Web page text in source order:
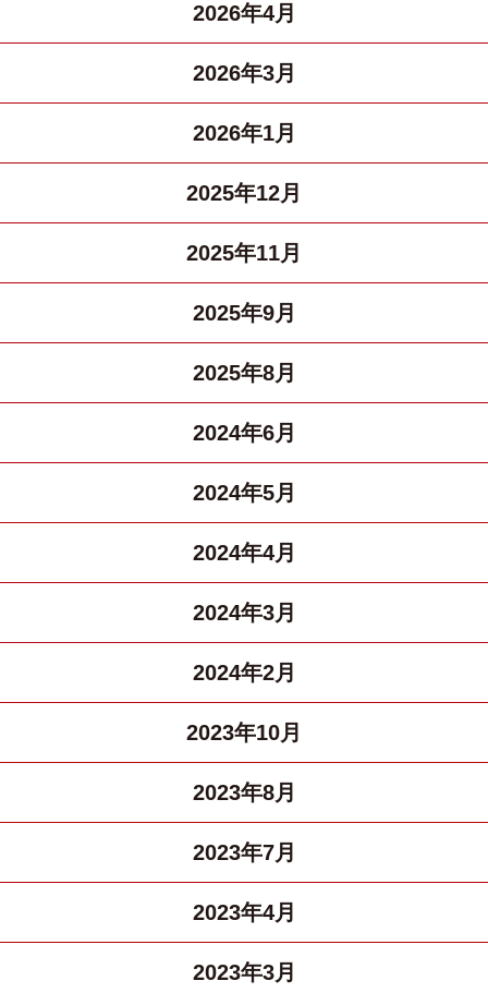
2026年4月
2026年3月
2026年1月
2025年12月
2025年11月
2025年9月
2025年8月
2024年6月
2024年5月
2024年4月
2024年3月
2024年2月
2023年10月
2023年8月
2023年7月
2023年4月
2023年3月